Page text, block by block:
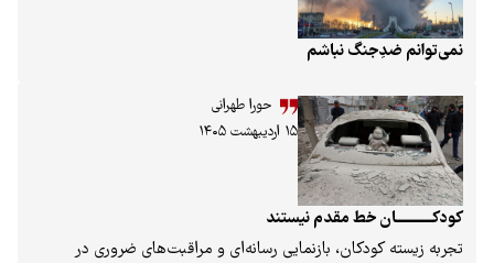
نباشم
حورا طهرانی
۱۵ اردیبهشت ۱۴۰۵
خط مقدم نیستند
بازنمایی رسانه‌ای و مراقبت‌های ضروری در